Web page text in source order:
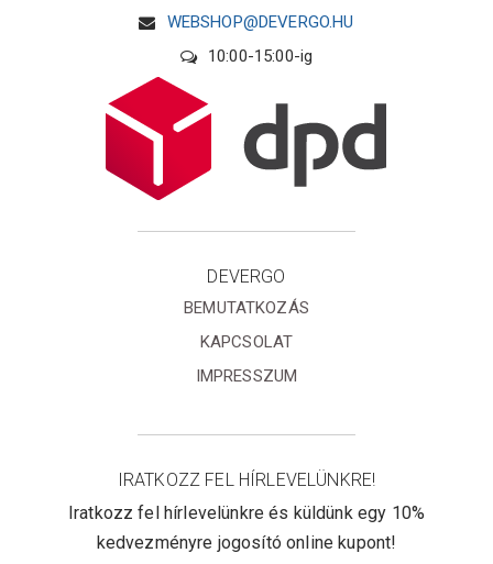
WEBSHOP@DEVERGO.HU
10:00-15:00-ig
DEVERGO
BEMUTATKOZÁS
KAPCSOLAT
IMPRESSZUM
IRATKOZZ FEL HÍRLEVELÜNKRE!
Iratkozz fel hírlevelünkre és küldünk egy 10%
kedvezményre jogosító online kupont!